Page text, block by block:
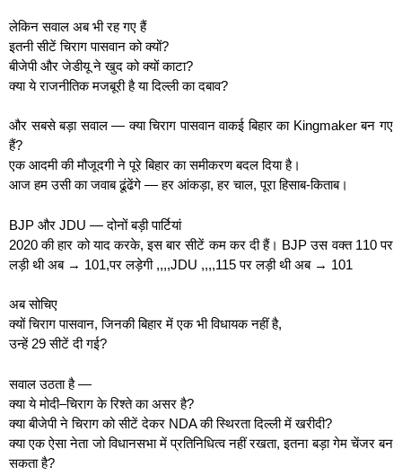
लेकिन सवाल अब भी रह गए हैं
इतनी सीटें चिराग पासवान को क्यों?
बीजेपी और जेडीयू ने खुद को क्यों काटा?
क्या ये राजनीतिक मजबूरी है या दिल्ली का दबाव?
और सबसे बड़ा सवाल — क्या चिराग पासवान वाकई बिहार का Kingmaker बन गए
हैं?
एक आदमी की मौजूदगी ने पूरे बिहार का समीकरण बदल दिया है।
आज हम उसी का जवाब ढूंढेंगे — हर आंकड़ा, हर चाल, पूरा हिसाब-किताब।
BJP और JDU — दोनों बड़ी पार्टियां
2020 की हार को याद करके, इस बार सीटें कम कर दी हैं। BJP उस वक्त 110 पर
लड़ी थी अब → 101,पर लड़ेगी ,,,,JDU ,,,,115 पर लड़ी थी अब → 101
अब सोचिए
क्यों चिराग पासवान, जिनकी बिहार में एक भी विधायक नहीं है,
उन्हें 29 सीटें दी गई?
सवाल उठता है —
क्या ये मोदी–चिराग के रिश्ते का असर है?
क्या बीजेपी ने चिराग को सीटें देकर NDA की स्थिरता दिल्ली में खरीदी?
क्या एक ऐसा नेता जो विधानसभा में प्रतिनिधित्व नहीं रखता, इतना बड़ा गेम चेंजर बन
सकता है?